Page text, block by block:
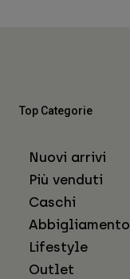
Top Categorie
Nuovi arrivi
Più venduti
Caschi
Abbigliamento
Lifestyle
Outlet